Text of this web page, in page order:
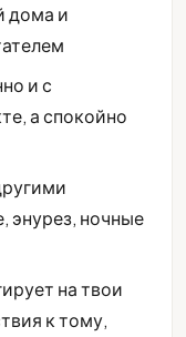
дома и
и с
а спокойно
энурез, ночные
на твои
к тому,